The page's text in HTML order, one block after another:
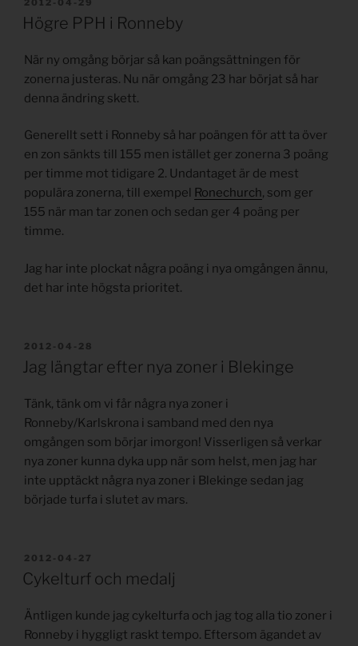
Högre PPH i Ronneby
När ny omgång börjar så kan poängsättningen för
zonerna justeras. Nu när omgång 23 har börjat så har
denna ändring skett.
Generellt sett i Ronneby så har poängen för att ta över
en zon sänkts till 155 men istället ger zonerna 3 poäng
per timme mot tidigare 2. Undantaget är de mest
populära zonerna, till exempel Ronechurch, som ger
155 när man tar zonen och sedan ger 4 poäng per
timme.
Jag har inte plockat några poäng i nya omgången ännu,
det har inte högsta prioritet.
PUBLICERAT
2012-04-28
Jag längtar efter nya zoner i Blekinge
Tänk, tänk om vi får några nya zoner i
Ronneby/Karlskrona i samband med den nya
omgången som börjar imorgon! Visserligen så verkar
nya zoner kunna dyka upp när som helst, men jag har
inte upptäckt några nya zoner i Blekinge sedan jag
började turfa i slutet av mars.
PUBLICERAT
2012-04-27
Cykelturf och medalj
Äntligen kunde jag cykelturfa och jag tog alla tio zoner i
Ronneby i hyggligt raskt tempo. Eftersom ägandet av